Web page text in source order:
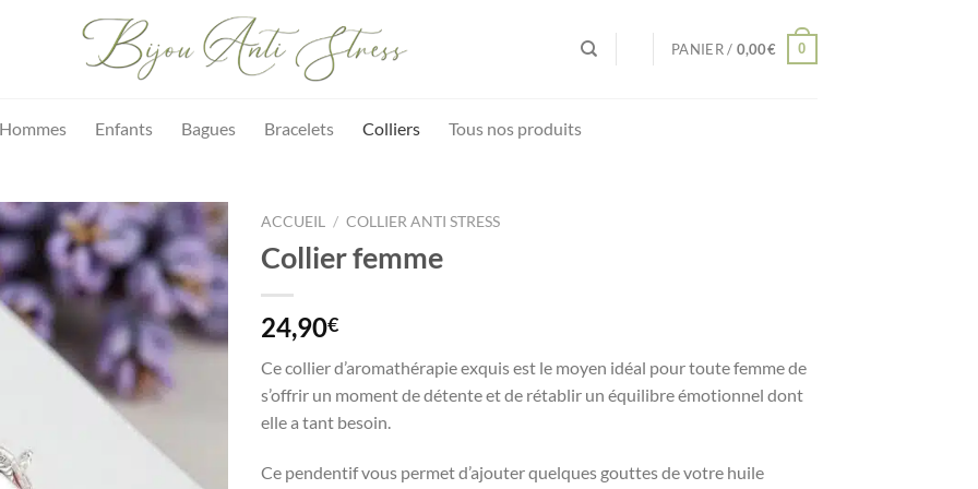
PANIER / 0,00€ 0
Hommes Enfants Bagues Bracelets Colliers Tous nos produits
ACCUEIL / COLLIER ANTI STRESS
Collier femme
24,90€
Ce collier d’aromathérapie exquis est le moyen idéal pour toute femme de
s’offrir un moment de détente et de rétablir un équilibre émotionnel dont
elle a tant besoin.
Ce pendentif vous permet d’ajouter quelques gouttes de votre huile